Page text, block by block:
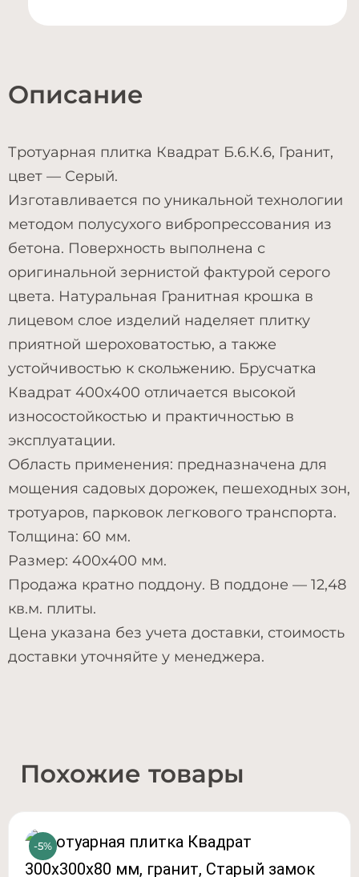
Описание
Тротуарная плитка Квадрат Б.6.К.6, Гранит,
цвет — Серый.
Изготавливается по уникальной технологии
методом полусухого вибропрессования из
бетона. Поверхность выполнена с
оригинальной зернистой фактурой серого
цвета. Натуральная Гранитная крошка в
лицевом слое изделий наделяет плитку
приятной шероховатостью, а также
устойчивостью к скольжению. Брусчатка
Квадрат 400х400 отличается высокой
износостойкостью и практичностью в
эксплуатации.
Область применения: предназначена для
мощения садовых дорожек, пешеходных зон,
тротуаров, парковок легкового транспорта.
Толщина: 60 мм.
Размер: 400х400 мм.
Продажа кратно поддону. В поддоне — 12,48
кв.м. плиты.
Цена указана без учета доставки, стоимость
доставки уточняйте у менеджера.
Похожие товары